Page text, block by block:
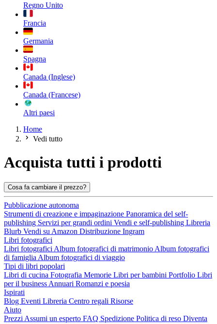
Regno Unito
Francia
Germania
Spagna
Canada (Inglese)
Canada (Francese)
Altri paesi
Home
Vedi tutto
Acquista tutti i prodotti
Cosa fa cambiare il prezzo?
Pubblicazione autonoma
Strumenti di creazione e impaginazione Panoramica del self-
publishing Servizi per grandi ordini Vendi e self-publishing Libreria
Blurb Vendi su Amazon Distribuzione Ingram
Libri fotografici
Libri fotografici Album fotografici di matrimonio Album fotografici
di famiglia Album fotografici di viaggio
Tipi di libri popolari
Libri di cucina Fotografia Memorie Libri per bambini Portfolio Libri
per il business Annuari Romanzi e poesia
Ispirati
Blog Eventi Libreria Centro regali Risorse
Aiuto
Prezzi Assumi un esperto FAQ Spedizione Politica di reso Diventa